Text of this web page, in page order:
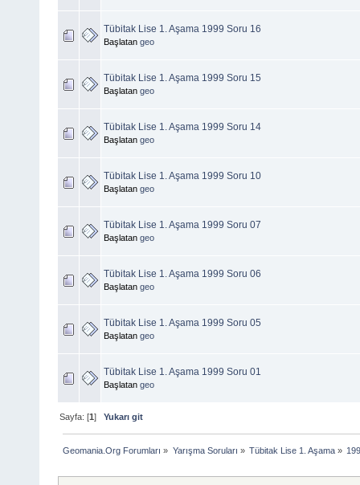
Tübitak Lise 1. Aşama 1999 Soru 16
Başlatan geo
Tübitak Lise 1. Aşama 1999 Soru 15
Başlatan geo
Tübitak Lise 1. Aşama 1999 Soru 14
Başlatan geo
Tübitak Lise 1. Aşama 1999 Soru 10
Başlatan geo
Tübitak Lise 1. Aşama 1999 Soru 07
Başlatan geo
Tübitak Lise 1. Aşama 1999 Soru 06
Başlatan geo
Tübitak Lise 1. Aşama 1999 Soru 05
Başlatan geo
Tübitak Lise 1. Aşama 1999 Soru 01
Başlatan geo
Sayfa: [1]Yukarı git
Geomania.Org Forumları » Yarışma Soruları » Tübitak Lise 1. Aşama»